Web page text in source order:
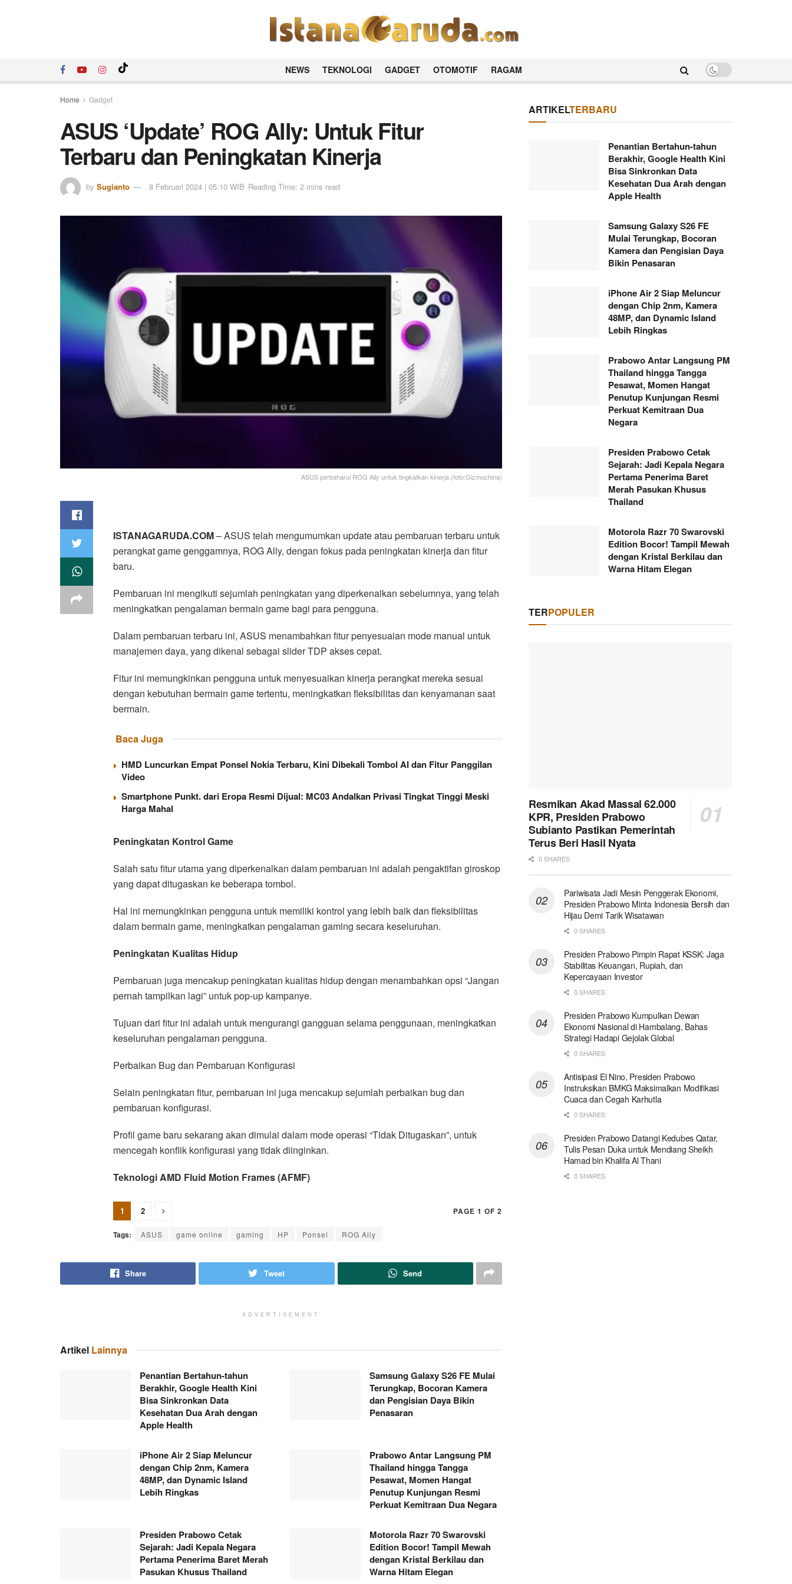
NEWS TEKNOLOGI GADGET OTOMOTIF RAGAM
Home Gadget
ASUS ‘Update’ ROG Ally: Untuk Fitur
Terbaru dan Peningkatan Kinerja
by Sugianto 8 Februari 2024 | 05:10 WIB Reading Time: 2 mins read
ASUS perbaharui ROG Ally untuk tingkatkan kinerja.(foto:Gizmochina)
ISTANAGARUDA.COM– ASUS telah mengumumkan update atau pembaruan terbaru untuk
perangkat game genggamnya, ROG Ally, dengan fokus pada peningkatan kinerja dan fitur
baru.
Pembaruan ini mengikuti sejumlah peningkatan yang diperkenalkan sebelumnya, yang telah
meningkatkan pengalaman bermain game bagi para pengguna.
Dalam pembaruan terbaru ini, ASUS menambahkan fitur penyesuaian mode manual untuk
manajemen daya, yang dikenal sebagai slider TDP akses cepat.
Fitur ini memungkinkan pengguna untuk menyesuaikan kinerja perangkat mereka sesuai
dengan kebutuhan bermain game tertentu, meningkatkan fleksibilitas dan kenyamanan saat
bermain.
Baca Juga
HMD Luncurkan Empat Ponsel Nokia Terbaru, Kini Dibekali Tombol AI dan Fitur Panggilan
Video
Smartphone Punkt. dari Eropa Resmi Dijual: MC03 Andalkan Privasi Tingkat Tinggi Meski
Harga Mahal
Peningkatan Kontrol Game
Salah satu fitur utama yang diperkenalkan dalam pembaruan ini adalah pengaktifan giroskop
yang dapat ditugaskan ke beberapa tombol.
Hal ini memungkinkan pengguna untuk memiliki kontrol yang lebih baik dan fleksibilitas
dalam bermain game, meningkatkan pengalaman gaming secara keseluruhan.
Peningkatan Kualitas Hidup
Pembaruan juga mencakup peningkatan kualitas hidup dengan menambahkan opsi “Jangan
pernah tampilkan lagi” untuk pop-up kampanye.
Tujuan dari fitur ini adalah untuk mengurangi gangguan selama penggunaan, meningkatkan
keseluruhan pengalaman pengguna.
Perbaikan Bug dan Pembaruan Konfigurasi
Selain peningkatan fitur, pembaruan ini juga mencakup sejumlah perbaikan bug dan
pembaruan konfigurasi.
Profil game baru sekarang akan dimulai dalam mode operasi “Tidak Ditugaskan”, untuk
mencegah konflik konfigurasi yang tidak diinginkan.
Teknologi AMD Fluid Motion Frames (AFMF)
PAGE 1 OF 2
1 2
Tags: ASUS game online gaming HP Ponsel ROG Ally
Share Tweet Send
ADVERTISEMENT
Artikel Lainnya
Penantian Bertahun-tahun
Berakhir, Google Health Kini
Bisa Sinkronkan Data
Kesehatan Dua Arah dengan
Apple Health
Samsung Galaxy S26 FE Mulai
Terungkap, Bocoran Kamera
dan Pengisian Daya Bikin
Penasaran
iPhone Air 2 Siap Meluncur
dengan Chip 2nm, Kamera
48MP, dan Dynamic Island
Lebih Ringkas
Prabowo Antar Langsung PM
Thailand hingga Tangga
Pesawat, Momen Hangat
Penutup Kunjungan Resmi
Perkuat Kemitraan Dua Negara
Presiden Prabowo Cetak
Sejarah: Jadi Kepala Negara
Pertama Penerima Baret Merah
Pasukan Khusus Thailand
Motorola Razr 70 Swarovski
Edition Bocor! Tampil Mewah
dengan Kristal Berkilau dan
Warna Hitam Elegan
ARTIKELTERBARU
Penantian Bertahun-tahun
Berakhir, Google Health Kini
Bisa Sinkronkan Data
Kesehatan Dua Arah dengan
Apple Health
Samsung Galaxy S26 FE
Mulai Terungkap, Bocoran
Kamera dan Pengisian Daya
Bikin Penasaran
iPhone Air 2 Siap Meluncur
dengan Chip 2nm, Kamera
48MP, dan Dynamic Island
Lebih Ringkas
Prabowo Antar Langsung PM
Thailand hingga Tangga
Pesawat, Momen Hangat
Penutup Kunjungan Resmi
Perkuat Kemitraan Dua
Negara
Presiden Prabowo Cetak
Sejarah: Jadi Kepala Negara
Pertama Penerima Baret
Merah Pasukan Khusus
Thailand
Motorola Razr 70 Swarovski
Edition Bocor! Tampil Mewah
dengan Kristal Berkilau dan
Warna Hitam Elegan
TERPOPULER
Resmikan Akad Massal 62.000
KPR, Presiden Prabowo
Subianto Pastikan Pemerintah
Terus Beri Hasil Nyata
0 SHARES
Pariwisata Jadi Mesin Penggerak Ekonomi,
Presiden Prabowo Minta Indonesia Bersih dan
Hijau Demi Tarik Wisatawan
0 SHARES
Presiden Prabowo Pimpin Rapat KSSK: Jaga
Stabilitas Keuangan, Rupiah, dan
Kepercayaan Investor
0 SHARES
Presiden Prabowo Kumpulkan Dewan
Ekonomi Nasional di Hambalang, Bahas
Strategi Hadapi Gejolak Global
0 SHARES
Antisipasi El Nino, Presiden Prabowo
Instruksikan BMKG Maksimalkan Modifikasi
Cuaca dan Cegah Karhutla
0 SHARES
Presiden Prabowo Datangi Kedubes Qatar,
Tulis Pesan Duka untuk Mendiang Sheikh
Hamad bin Khalifa Al Thani
0 SHARES